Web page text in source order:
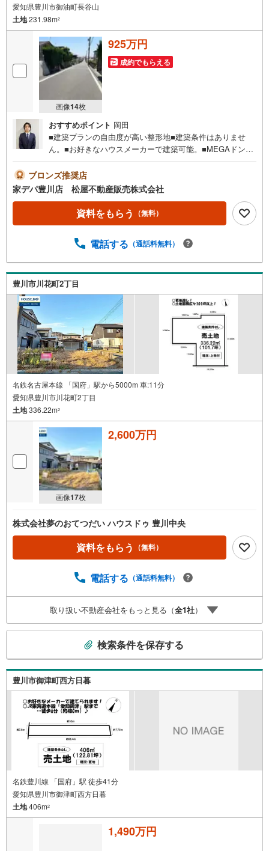
愛知県豊川市御油町長谷山
土地231.98m2
画像14枚
925万円
成約でもらえる
おすすめポイント 岡田
■建築プランの自由度が高い整形地■建築条件はありませ
ん。■お好きなハウスメーカーで建築可能。■MEGAドン・
ョン ・御油小学校 徒歩25分 ・御油第二中学校 徒歩3
4分 ・御油第二保育園 徒歩9分●家デパ 松屋不動産販
売 のつよみ●・豊橋市・豊川市・知立市・浜松市の4店舗営
業中！三河エリア・遠州エリアの物件ならおまかせくださ
い。新築戸建、中古戸建、中古マンション、土地をお客様
ォーム実績多数！中古物件をご購入の際、約70％という多
ッズスペース用意しております。ぜひご家族そろってご来
場ください。・営業時間 午前9時00分～午後6時30分 （定
休日:水曜日）この時間帯はお電話でのお問い合わせがスム
ーズにご案内できます。右下の電話ボタンをタッチ！もし
くはお気軽にお電話ください。
ブロンズ推奨店
家デパ豊川店 松屋不動産販売株式会社
資料をもらう （無料）
電話する （通話料無料）
豊川市川花町2丁目
名鉄名古屋本線 「国府」駅から5000m 車:11分
愛知県豊川市川花町2丁目
土地336.22m2
画像17枚
2,600万円
株式会社夢のおてつだい ハウスドゥ 豊川中央
資料をもらう （無料）
電話する （通話料無料）
取り扱い不動産会社をもっと見る（全1社）
検
索
条
受
け
取
る
・
検索条件を保存する
豊川市御津町西方日暮
名鉄豊川線 「国府」駅 徒歩41分
愛知県豊川市御津町西方日暮
土地406m2
1,490万円